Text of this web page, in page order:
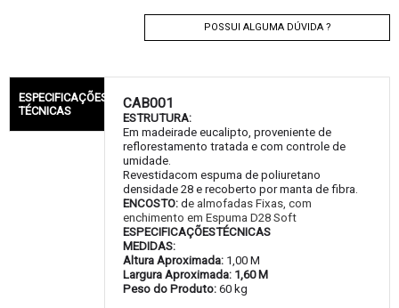
POSSUI ALGUMA DÚVIDA ?
ESPECIFICAÇÕES
TÉCNICAS
CAB001
ESTRUTURA:
Em madeirade eucalipto, proveniente de
reflorestamento tratada e com controle de
umidade.
Revestidacom espuma de poliuretano
densidade 28 e recoberto por manta de fibra.
ENCOSTO: de almofadas Fixas, com
enchimento em Espuma D28 Soft
ESPECIFICAÇÕESTÉCNICAS
MEDIDAS:
Altura Aproximada: 1,00 M
Largura Aproximada: 1,60 M
Peso do Produto: 60 kg